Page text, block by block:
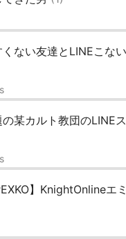
ない友達とLINEこな
の某カルト教団のLINE
】KnightOnlineエ